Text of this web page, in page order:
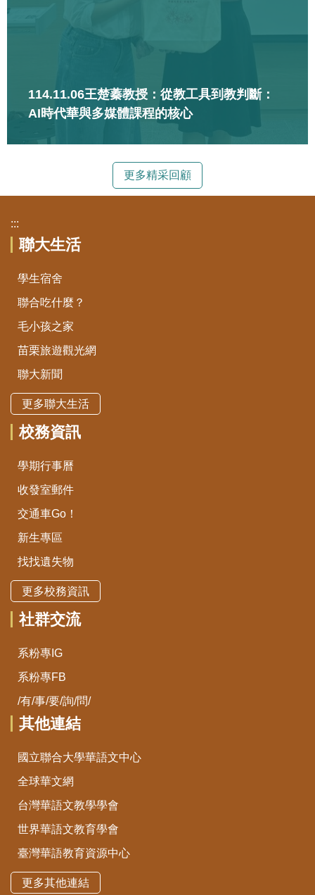
114.11.06王楚蓁教授：從教工具到教判斷：
AI時代華與多媒體課程的核心
更多精采回顧
:::
聯大生活
學生宿舍
聯合吃什麼？
毛小孩之家
苗栗旅遊觀光網
聯大新聞
更多聯大生活
校務資訊
學期行事曆
收發室郵件
交通車Go！
新生專區
找找遺失物
更多校務資訊
社群交流
系粉專IG
系粉專FB
/有/事/要/詢/問/
其他連結
國立聯合大學華語文中心
全球華文網
台灣華語文教學學會
世界華語文教育學會
臺灣華語教育資源中心
更多其他連結